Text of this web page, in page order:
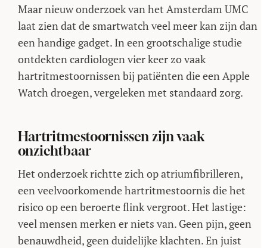
Maar nieuw onderzoek van het Amsterdam UMC
laat zien dat de smartwatch veel meer kan zijn dan
een handige gadget. In een grootschalige studie
ontdekten cardiologen vier keer zo vaak
hartritmestoornissen bij patiënten die een Apple
Watch droegen, vergeleken met standaard zorg.
Hartritmestoornissen zijn vaak
onzichtbaar
Het onderzoek richtte zich op atriumfibrilleren,
een veelvoorkomende hartritmestoornis die het
risico op een beroerte flink vergroot. Het lastige:
veel mensen merken er niets van. Geen pijn, geen
benauwdheid, geen duidelijke klachten. En juist